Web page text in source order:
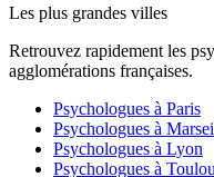
Les plus grandes villes
Retrouvez rapidement les
agglomérations françaises.
Psychologues à Paris
Psychologues à
Psychologues à Lyon
Psychologues à